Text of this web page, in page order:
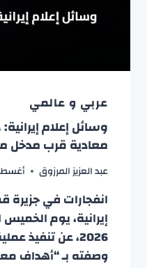
عربي و عالمي
وسائل إعلام
معادية قرب مدخل
عبد العزيز المرزوق أغسطس
انفجارات في جزيرة
2026، عن
وصفته بـ “أهداف